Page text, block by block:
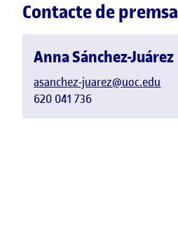
Contacte de premsa
Anna Sánchez-Juárez
asanchez-juarez@uoc.edu
620 041 736